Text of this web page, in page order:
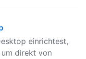
einrichtest,
direkt von